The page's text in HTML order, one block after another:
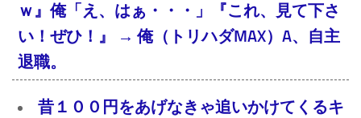
ｗ』俺「え、はぁ・・・」『これ、見て下さ
い！ぜひ！』 → 俺（トリハダMAX）A、自主
退職。
昔１００円をあげなきゃ追いかけてくるキ